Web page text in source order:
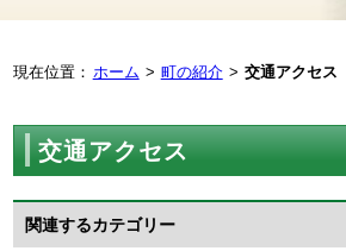
現在位置： ホーム 町の紹介 交通アクセス
交通アクセス
関連するカテゴリー